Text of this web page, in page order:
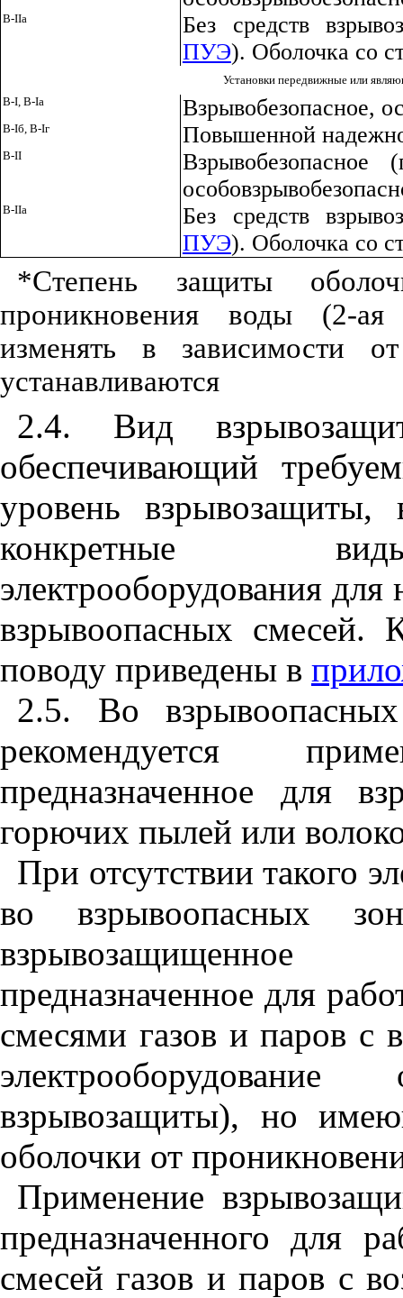
В-IIа
Без средств
ПУЭ). Оболочка со
Установки передвижные или
В-I, В-Iа
Взрывобезопасное,
В-Iб, В-Iг Повышенной
В-II
В-IIа
Без средств
ПУЭ). Оболочка со
*Степень защиты
проникновения воды (2-ая
изменять в зависимости
устанавливаются
2.4. Вид
обеспечивающий
уровень взрывозащиты,
конкретные
электрооборудования
взрывоопасных смесей.
поводу приведены в
2.5. Во
рекомендуется
предназначенное для
горючих пылей или
При отсутствии такого
во взрывоопасных
предназначенное для
смесями газов и паров с
взрывозащиты), но
оболочки от
Применение
предназначенного для
смесей газов и паров с